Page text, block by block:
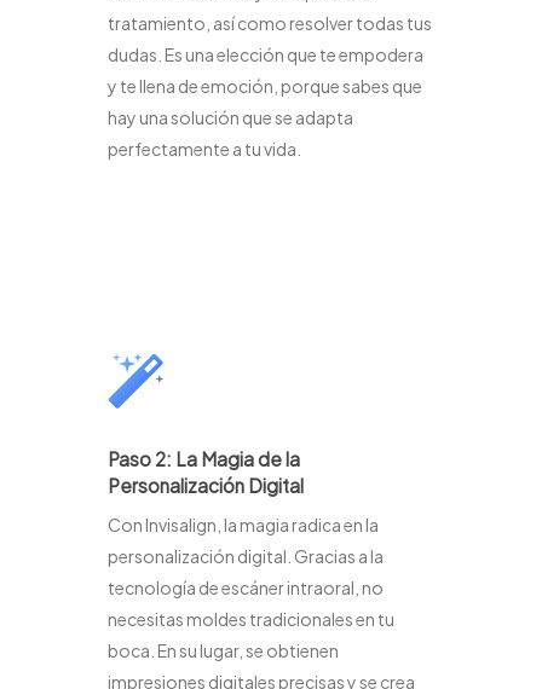
tratamiento, así como resolver todas tus
dudas. Es una elección que te empodera
y te llena de emoción, porque sabes que
hay una solución que se adapta
perfectamente a tu vida.
Paso 2: La Magia de la
Personalización Digital
Con Invisalign, la magia radica en la
personalización digital. Gracias a la
tecnología de escáner intraoral, no
necesitas moldes tradicionales en tu
boca. En su lugar, se obtienen
impresiones digitales precisas y se crea